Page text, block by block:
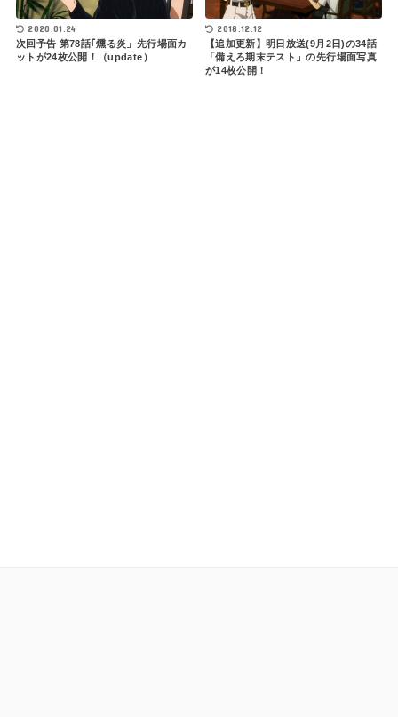
2020.01.24
次回予告 第78話｢燻る炎」先行場面カ
ットが24枚公開！（update）
2018.12.12
【追加更新】明日放送(9月2日)の34話
「備えろ期末テスト」の先行場面写真
が14枚公開！